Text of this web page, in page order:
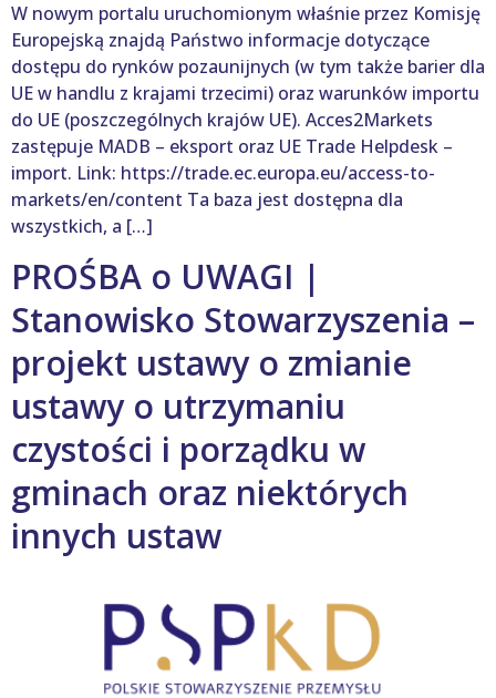
W nowym portalu uruchomionym właśnie przez Komisję
Europejską znajdą Państwo informacje dotyczące
dostępu do rynków pozaunijnych (w tym także barier dla
UE w handlu z krajami trzecimi) oraz warunków importu
do UE (poszczególnych krajów UE). Acces2Markets
zastępuje MADB – eksport oraz UE Trade Helpdesk –
import. Link: https://trade.ec.europa.eu/access-to-
markets/en/content Ta baza jest dostępna dla
wszystkich, a […]
PROŚBA o UWAGI |
Stanowisko Stowarzyszenia –
projekt ustawy o zmianie
ustawy o utrzymaniu
czystości i porządku w
gminach oraz niektórych
innych ustaw